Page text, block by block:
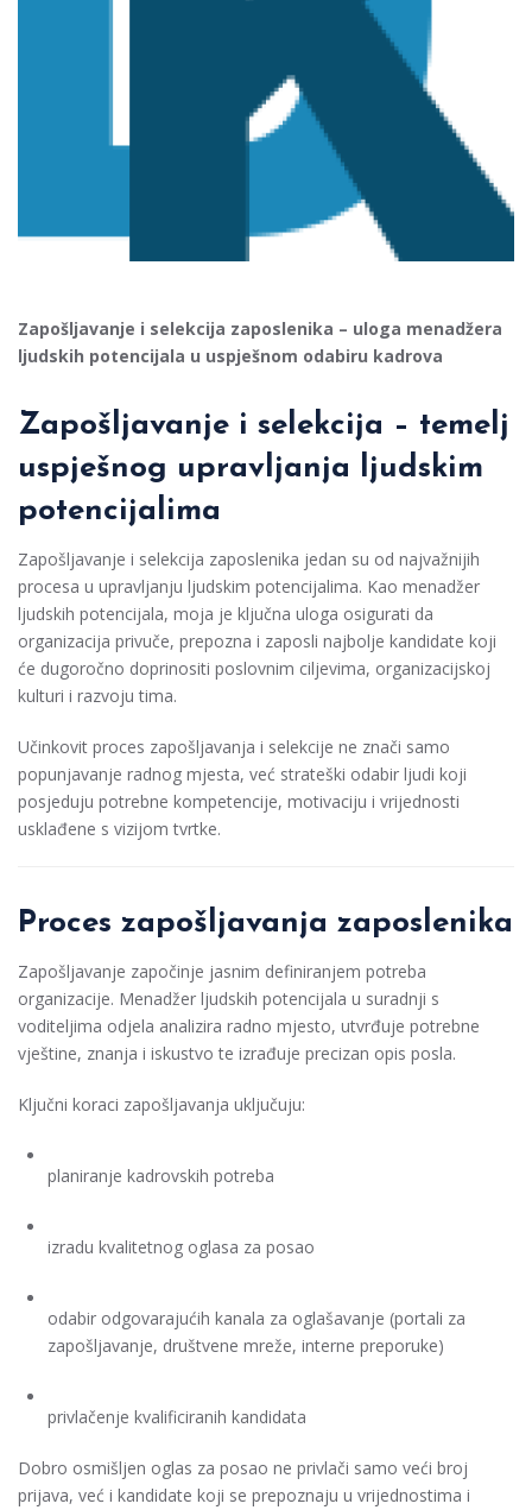
Zapošljavanje i selekcija zaposlenika – uloga menadžera
ljudskih potencijala u uspješnom odabiru kadrova
Zapošljavanje i selekcija – temelj
uspješnog upravljanja ljudskim
potencijalima
Zapošljavanje i selekcija zaposlenika jedan su od najvažnijih
procesa u upravljanju ljudskim potencijalima. Kao menadžer
ljudskih potencijala, moja je ključna uloga osigurati da
organizacija privuče, prepozna i zaposli najbolje kandidate koji
će dugoročno doprinositi poslovnim ciljevima, organizacijskoj
kulturi i razvoju tima.
Učinkovit proces zapošljavanja i selekcije ne znači samo
popunjavanje radnog mjesta, već strateški odabir ljudi koji
posjeduju potrebne kompetencije, motivaciju i vrijednosti
usklađene s vizijom tvrtke.
Proces zapošljavanja zaposlenika
Zapošljavanje započinje jasnim definiranjem potreba
organizacije. Menadžer ljudskih potencijala u suradnji s
voditeljima odjela analizira radno mjesto, utvrđuje potrebne
vještine, znanja i iskustvo te izrađuje precizan opis posla.
Ključni koraci zapošljavanja uključuju:
planiranje kadrovskih potreba
izradu kvalitetnog oglasa za posao
odabir odgovarajućih kanala za oglašavanje (portali za
zapošljavanje, društvene mreže, interne preporuke)
privlačenje kvalificiranih kandidata
Dobro osmišljen oglas za posao ne privlači samo veći broj
prijava, već i kandidate koji se prepoznaju u vrijednostima i